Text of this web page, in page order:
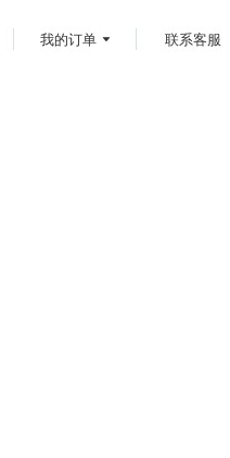
我的订单 联系客服